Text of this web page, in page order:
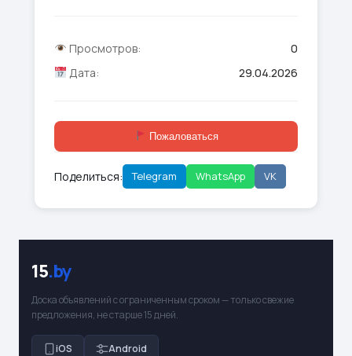
Просмотров:
0
Дата:
29.04.2026
Пожаловаться
Поделиться: Telegram WhatsApp VK
15.by
Доска объявлений с ограниченным сроком — только свежие
предложения, не старше 15 дней.
iOS Android